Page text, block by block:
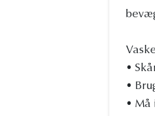
•
•
• Må